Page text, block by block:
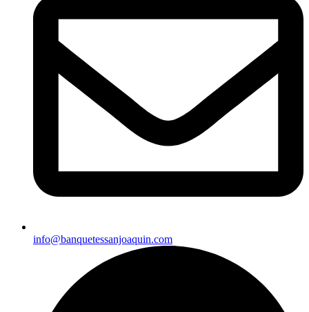
info@banquetessanjoaquin.com